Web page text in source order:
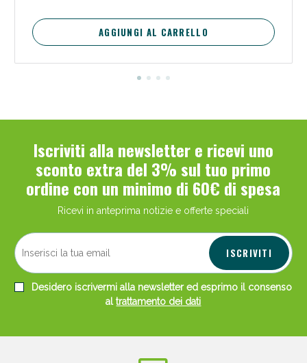
AGGIUNGI AL CARRELLO
Iscriviti alla newsletter e ricevi uno
sconto extra del 3% sul tuo primo
ordine con un minimo di 60€ di spesa
Ricevi in anteprima notizie e offerte speciali
ISCRIVITI
Desidero iscrivermi alla newsletter ed esprimo il consenso
altrattamento dei dati